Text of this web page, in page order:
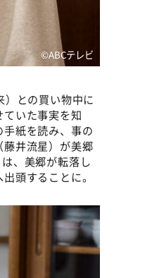
©️ABCテレビ
との買い物中に
いた事実を知
紙を読み、事の
井流星）が美郷
、美郷が転落し
頭することに。